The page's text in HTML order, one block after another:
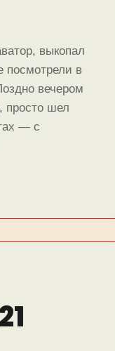
выкопал
посмотрели в
вечером
просто шел
— с